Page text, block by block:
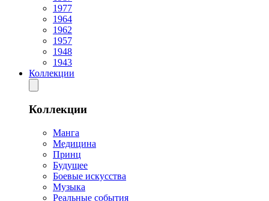
1977
1964
1962
1957
1948
1943
Коллекции
Коллекции
Манга
Медицина
Принц
Будущее
Боевые искусства
Музыка
Реальные события